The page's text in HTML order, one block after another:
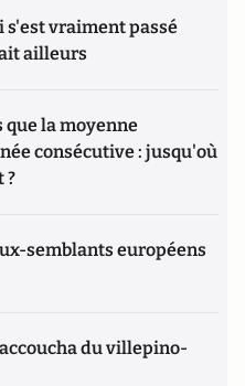
s'est vraiment passé
ailleurs
que la moyenne
consécutive : jusqu'où
?
semblants européens
du villepino-